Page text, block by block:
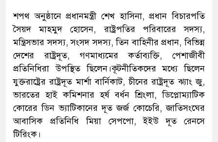
শপথ অনুষ্ঠানে প্রধানমন্ত্রী শেখ হাসিনা, প্রধান বিচারপতি
সৈয়দ মাহমুদ হোসেন, রাষ্ট্রপতির পরিবারের সদস্য,
মন্ত্রিসভার সদস্য, সংসদ সদস্য, তিন বাহিনীর প্রধান, বিভিন্ন
দেশের রাষ্ট্রদূত, গণমাধ্যমের কর্তাব্যক্তি, পেশাজীবী
প্রতিনিধিরা উপস্থিত ছিলেন।কূটনীতিকদের মধ্যে ছিলেন
যুক্তরাষ্ট্রের রাষ্ট্রদূত মার্শা বার্নিকাট, চীনের রাষ্ট্রদূত ঝ্যাং জু,
ভারতের হাই কমিশনার হর্ষ বর্ধন শ্রিংলা, ডিপ্লোম্যাটিক
কোরের ডিন ভ্যাটিকানের দূত জর্জ কোচেরি, জাতিসংঘের
আবাসিক প্রতিনিধি মিয়া সেপপো, ইইউ দূত রেনসে
টিরিংক।